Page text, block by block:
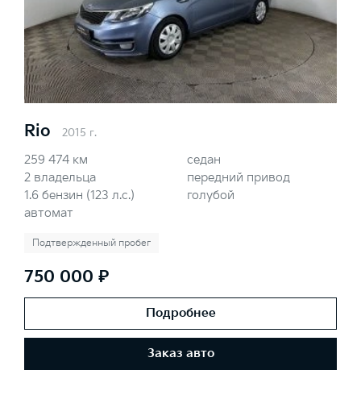
Rio 2015 г.
259 474 км
2 владельца
1.6 бензин (123 л.с.)
автомат
седан
передний привод
голубой
Подтвержденный пробег
750 000 ₽
Подробнее
Заказ авто